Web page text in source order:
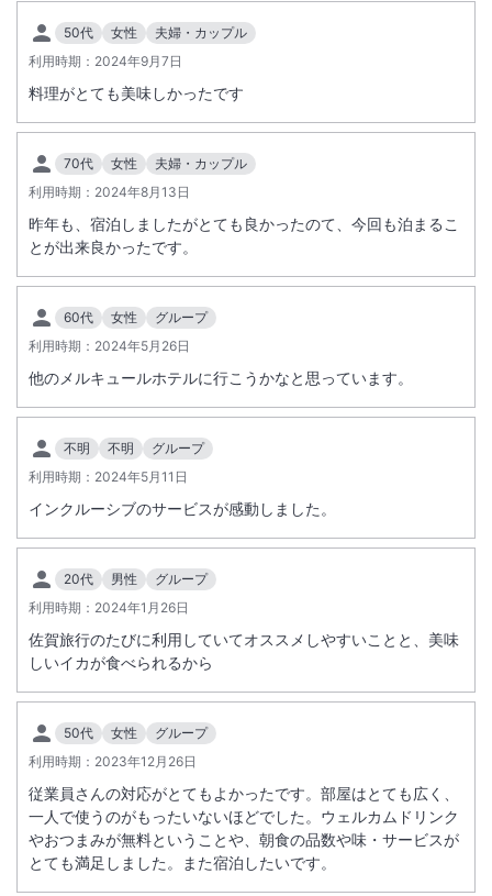
50代 女性
夫婦・カップル
利用時期： 2024年9月7日
料理がとても美味しかったです
70代 女性
夫婦・カップル
利用時期： 2024年8月13日
昨年も、宿泊しましたがとても良かったのて、今回も泊まるこ
とが出来良かったです。
60代 女性
グループ
利用時期： 2024年5月26日
他のメルキュールホテルに行こうかなと思っています。
不明 不明
グループ
利用時期： 2024年5月11日
インクルーシブのサービスが感動しました。
20代 男性
グループ
利用時期： 2024年1月26日
佐賀旅行のたびに利用していてオススメしやすいことと、美味
しいイカが食べられるから
50代 女性
グループ
利用時期： 2023年12月26日
従業員さんの対応がとてもよかったです。部屋はとても広く、
一人で使うのがもったいないほどでした。ウェルカムドリンク
やおつまみが無料ということや、朝食の品数や味・サービスが
とても満足しました。また宿泊したいです。